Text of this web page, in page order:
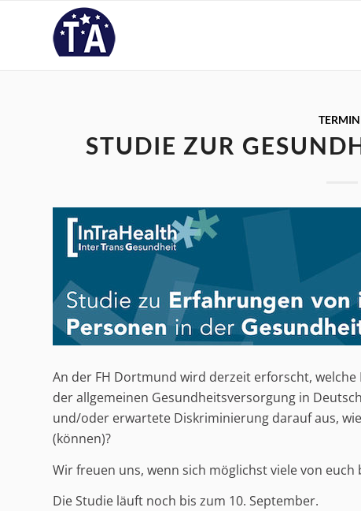
STUDIE ZUR
An der FH Dortmund wird derzeit erforscht,
der allgemeinen Gesundheitsversorgung in
und/oder erwartete Diskriminierung darauf aus,
(können)?
Wir freuen uns, wenn sich möglichst viele von euch
Die Studie läuft noch bis zum 10. September.